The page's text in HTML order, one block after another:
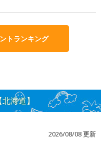
トランキング
海道】
2026/08/08 更新